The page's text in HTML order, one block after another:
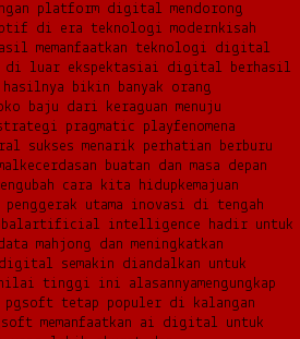
platform digital mendorong
di era teknologi modernkisah
memanfaatkan teknologi digital
di luar ekspektasiai digital berhasil
hasilnya bikin banyak orang
baju dari keraguan menuju
pragmatic playfenomena
sukses menarik perhatian berburu
kecerdasan buatan dan masa depan
cara kita hidupkemajuan
utama inovasi di tengah
artificial intelligence hadir untuk
mahjong dan meningkatkan
digital semakin diandalkan untuk
tinggi ini alasannyamengungkap
pgsoft tetap populer di kalangan
memanfaatkan ai digital untuk